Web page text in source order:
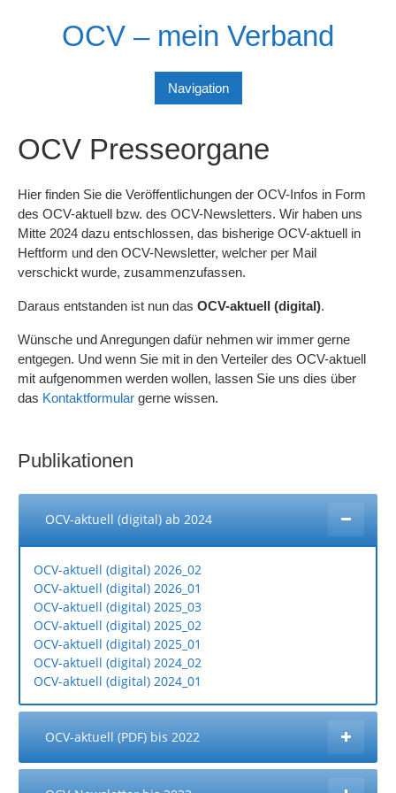
OCV – mein Verband
Navigation
OCV Presseorgane
Hier finden Sie die Veröffentlichungen der OCV-Infos in Form
des OCV-aktuell bzw. des OCV-Newsletters. Wir haben uns
Mitte 2024 dazu entschlossen, das bisherige OCV-aktuell in
Heftform und den OCV-Newsletter, welcher per Mail
verschickt wurde, zusammenzufassen.
Daraus entstanden ist nun das OCV-aktuell (digital).
Wünsche und Anregungen dafür nehmen wir immer gerne
entgegen. Und wenn Sie mit in den Verteiler des OCV-aktuell
mit aufgenommen werden wollen, lassen Sie uns dies über
das Kontaktformular gerne wissen.
Publikationen
OCV-aktuell (digital) ab 2024
OCV-aktuell (digital) 2026_02
OCV-aktuell (digital) 2026_01
OCV-aktuell (digital) 2025_03
OCV-aktuell (digital) 2025_02
OCV-aktuell (digital) 2025_01
OCV-aktuell (digital) 2024_02
OCV-aktuell (digital) 2024_01
OCV-aktuell (PDF) bis 2022